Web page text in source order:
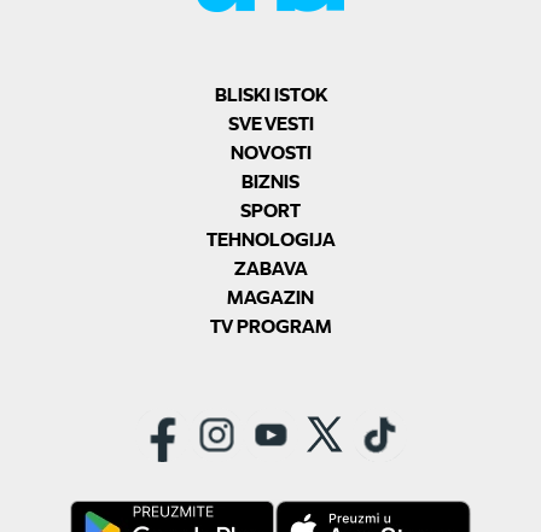
BLISKI ISTOK
SVE VESTI
NOVOSTI
BIZNIS
SPORT
TEHNOLOGIJA
ZABAVA
MAGAZIN
TV PROGRAM